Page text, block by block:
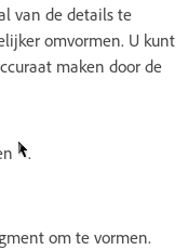
van de details te
omvormen. U kunt
maken door de
.
om te vormen.